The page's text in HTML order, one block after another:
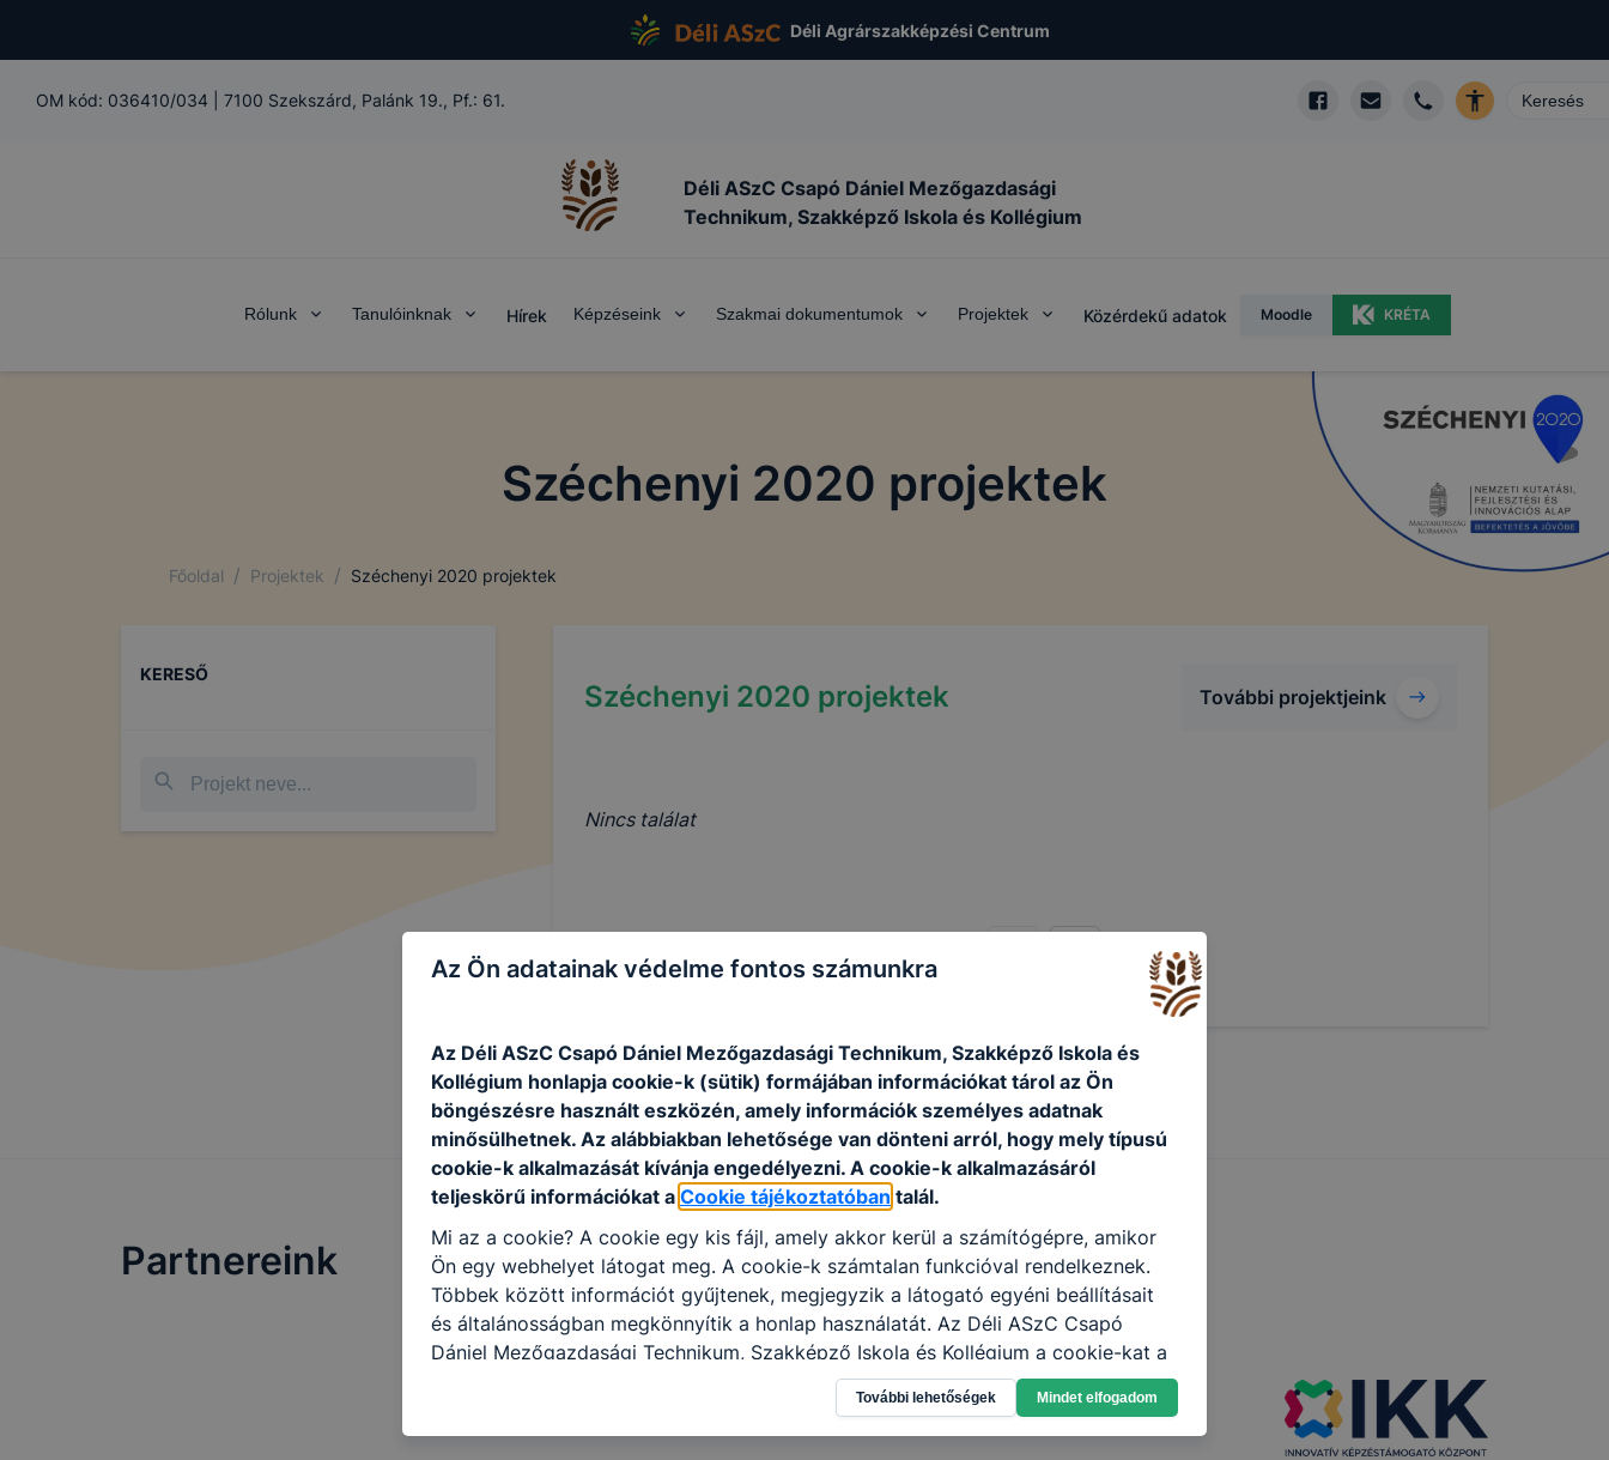
Déli Agrárszakképzési Centrum
OM kód: 036410/034 7100 Szekszárd, Palánk 19., Pf.: 61.
Déli ASzC Csapó Dániel Mezőgazdasági
Technikum, Szakképző Iskola és Kollégium
Rólunk Tanulóinknak Hírek Képzéseink Szakmai dokumentumok Projektek Közérdekű adatok Moodle KRÉTA
Széchenyi 2020 projektek
Főoldal / Projektek / Széchenyi 2020 projektek
KERESŐ
Széchenyi 2020 projektek További projektjeink
Nincs találat
Partnereink
Az Ön adatainak védelme fontos számunkra
Az Déli ASzC Csapó Dániel Mezőgazdasági Technikum, Szakképző Iskola és
Kollégium honlapja cookie-k (sütik) formájában információkat tárol az Ön
böngészésre használt eszközén, amely információk személyes adatnak
minősülhetnek. Az alábbiakban lehetősége van dönteni arról, hogy mely típusú
cookie-k alkalmazását kívánja engedélyezni. A cookie-k alkalmazásáról
teljeskörű információkat a Cookie tájékoztatóban talál.
Mi az a cookie? A cookie egy kis fájl, amely akkor kerül a számítógépre, amikor
Ön egy webhelyet látogat meg. A cookie-k számtalan funkcióval rendelkeznek.
Többek között információt gyűjtenek, megjegyzik a látogató egyéni beállításait
és általánosságban megkönnyítik a honlap használatát. Az Déli ASzC Csapó
Dániel Mezőgazdasági Technikum, Szakképző Iskola és Kollégium a cookie-kat a
következő célokból használja: információ gyűjtése azzal kapcsolatban, hogyan
használja Ön a honlapot -annak felmérésével, hogy a honlap melyik részeit
látogatja, vagy használja leginkább, így megtudhatjuk, hogyan biztosítsunk Önnek
További lehetőségek Mindet elfogadom